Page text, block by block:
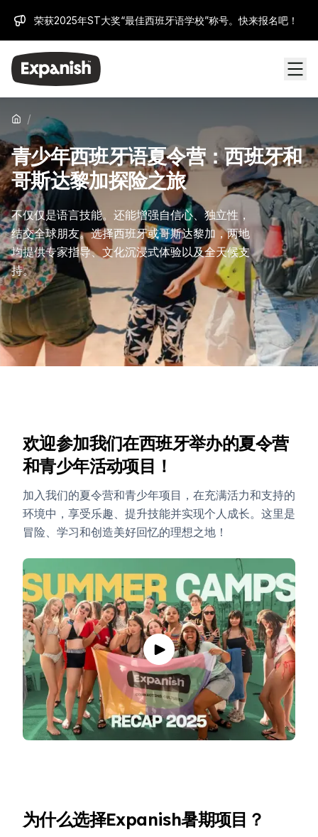
荣获2025年ST大奖“最佳西班牙语学校”称号。快来报名吧！
/
青少年西班牙语夏令营：西班牙和
哥斯达黎加探险之旅
不仅仅是语言技能。还能增强自信心、独立性，
结交全球朋友。选择西班牙或哥斯达黎加，两地
均提供专家指导、文化沉浸式体验以及全天候支
持。
欢迎参加我们在西班牙举办的夏令营
和青少年活动项目！
加入我们的夏令营和青少年项目，在充满活力和支持的
环境中，享受乐趣、提升技能并实现个人成长。这里是
冒险、学习和创造美好回忆的理想之地！
为什么选择Expanish暑期项目？